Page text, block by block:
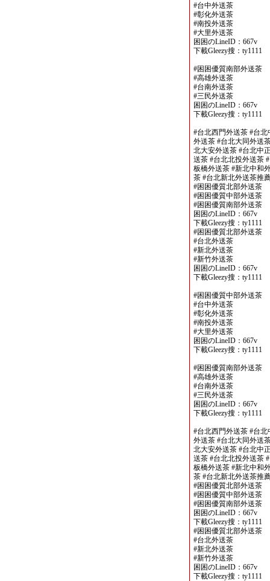
#台中外送茶
#彰化外送茶
#南投外送茶
#大里外送茶
困困のLineID：667v
下載Gleezy搜：ty1111
#困困優質南部外送茶
#高雄外送茶
#台南外送茶
#三民外送茶
困困のLineID：667v
下載Gleezy搜：ty1111
#台北西門外送茶 #台
外送茶 #台北大同外送
北大安外送茶 #台北中
送茶 #台北北投外送茶
板橋外送茶 #新北中和
茶 #台北新北外送茶推
#困困優質北部外送茶
#困困優質中部外送茶
#困困優質南部外送茶
困困のLineID：667v
下載Gleezy搜：ty1111
#困困優質北部外送茶
#台北外送茶
#新北外送茶
#新竹外送茶
困困のLineID：667v
下載Gleezy搜：ty1111
#困困優質中部外送茶
#台中外送茶
#彰化外送茶
#南投外送茶
#大里外送茶
困困のLineID：667v
下載Gleezy搜：ty1111
#困困優質南部外送茶
#高雄外送茶
#台南外送茶
#三民外送茶
困困のLineID：667v
下載Gleezy搜：ty1111
#台北西門外送茶 #台
外送茶 #台北大同外送
北大安外送茶 #台北中
送茶 #台北北投外送茶
板橋外送茶 #新北中和
茶 #台北新北外送茶推
#困困優質北部外送茶
#困困優質中部外送茶
#困困優質南部外送茶
困困のLineID：667v
下載Gleezy搜：ty1111
#困困優質北部外送茶
#台北外送茶
#新北外送茶
#新竹外送茶
困困のLineID：667v
下載Gleezy搜：ty1111